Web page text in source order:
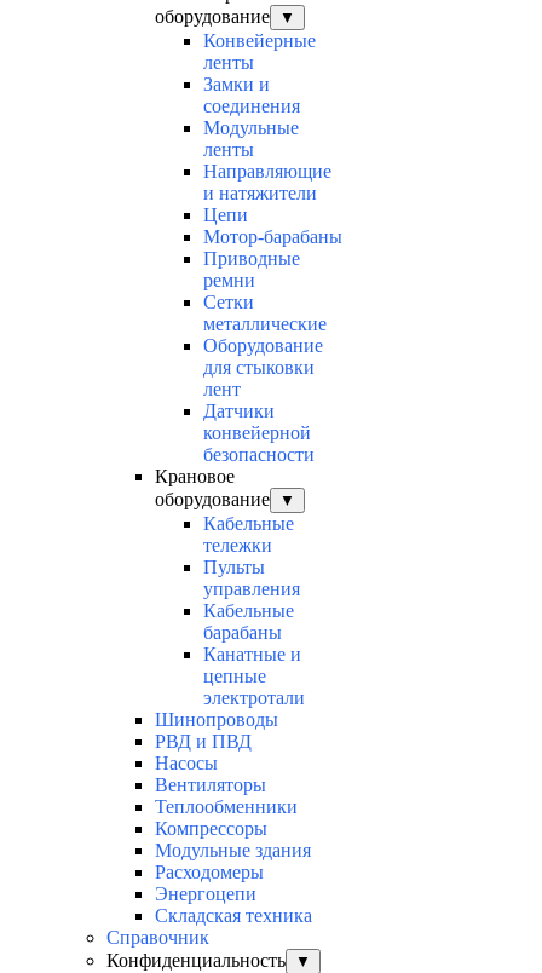
оборудование
▼
Конвейерные
ленты
Замки и
соединения
Модульные
ленты
Направляющие
и натяжители
Цепи
Мотор-барабаны
Приводные
ремни
Сетки
металлические
Оборудование
для стыковки
лент
Датчики
конвейерной
безопасности
Крановое
оборудование
▼
Кабельные
тележки
Пульты
управления
Кабельные
барабаны
Канатные и
цепные
электротали
Шинопроводы
РВД и ПВД
Насосы
Вентиляторы
Теплообменники
Компрессоры
Модульные здания
Расходомеры
Энергоцепи
Складская техника
Справочник
Конфиденциальность
▼